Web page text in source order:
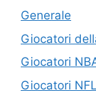
Generale
Giocatori
Giocatori
Giocatori NFL